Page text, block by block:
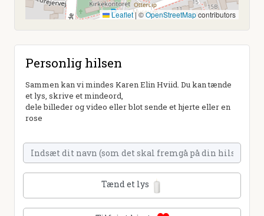
Leaflet|©OpenStreetMapcontributors
Personlig hilsen
Sammen kan vi mindes Karen Elin Hviid. Du kan tænde
et lys, skrive et mindeord,
dele billeder og video eller blot sende et hjerte eller en
rose
Tænd et lys